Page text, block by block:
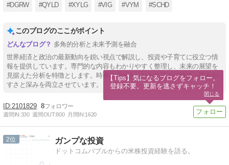
#DGRW #QYLD #XYLG #VIG #VYM #SCHD
このブログのここがポイント
多角的分析と未来予測を融合
世界経済と政治の最新動向を鋭い視点で解説し、投資や子育てに役立つ情
報を提供しています。専門的な内容もわかりやすく整理し、未来の展望を
見据えた分析を特徴とします。時事ネタとトレンドを巧みに絡め、読みや
すさと深みを両立させています。
2101829 8
週間IN:330 週間OUT:800 月間IN:1620
2 ガンプな投資
ドットコムバブルからの米株投資経験を語る。
【Tips】気になるブログをフォロー。
登録不要。更新を逃さずキャッチ！
閉じる